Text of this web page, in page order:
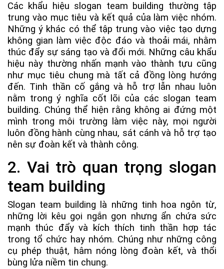
Các khẩu hiệu slogan team building thường tập
trung vào mục tiêu và kết quả của làm việc nhóm.
Những ý khác có thể tập trung vào việc tạo dựng
không gian làm việc độc đáo và thoải mái, nhằm
thúc đẩy sự sáng tạo và đổi mới. Những câu khẩu
hiệu này thường nhấn mạnh vào thành tựu cũng
như mục tiêu chung mà tất cả đồng lòng hướng
đến. Tinh thần cố gắng và hỗ trợ lẫn nhau luôn
nằm trong ý nghĩa cốt lõi của các slogan team
building. Chúng thể hiện rằng không ai đứng một
mình trong môi trường làm việc này, mọi người
luôn đồng hành cùng nhau, sát cánh và hỗ trợ tạo
nên sự đoàn kết và thành công.
2. Vai trò quan trọng slogan
team building
Slogan team building là những tinh hoa ngôn từ,
những lời kêu gọi ngắn gọn nhưng ẩn chứa sức
mạnh thúc đẩy và kích thích tinh thần hợp tác
trong tổ chức hay nhóm. Chúng như những công
cụ phép thuật, hâm nóng lòng đoàn kết, và thổi
bùng lửa niềm tin chung.